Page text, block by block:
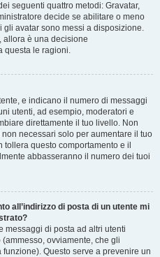
seguenti quattro metodi: Gravatar,
decide se abilitare o meno
avatar sono messi a disposizione.
allora è una decisione
questa le ragioni.
e indicano il numero di messaggi
utenti, ad esempio, moderatori e
direttamente il tuo livello. Non
necessari solo per aumentare il tuo
questo comportamento e il
abbasseranno il numero dei tuoi
all’indirizzo di posta di un utente mi
messaggi di posta ad altri utenti
ovviamente, che gli
Questo serve a prevenire un